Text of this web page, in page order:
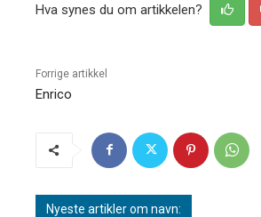
Hva synes du om artikkelen?
Forrige artikkel
Enrico
Nyeste artikler om navn: